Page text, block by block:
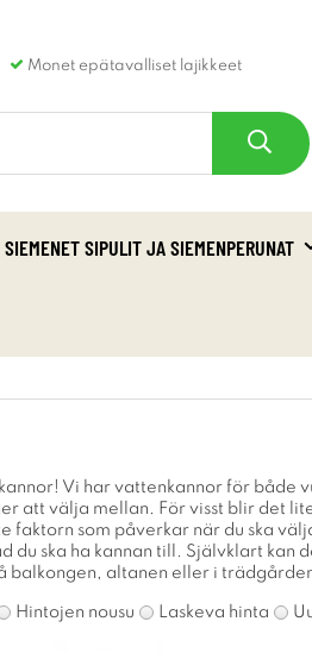
Monet epätavalliset lajikkeet
SIEMENET SIPULIT JA SIEMENPERUNAT
Vi har vattenkannor för både
att välja mellan. För visst blir det
faktorn som påverkar när du ska
ska ha kannan till. Självklart kan
balkongen, altanen eller i
Hintojen nousu Laskeva hinta